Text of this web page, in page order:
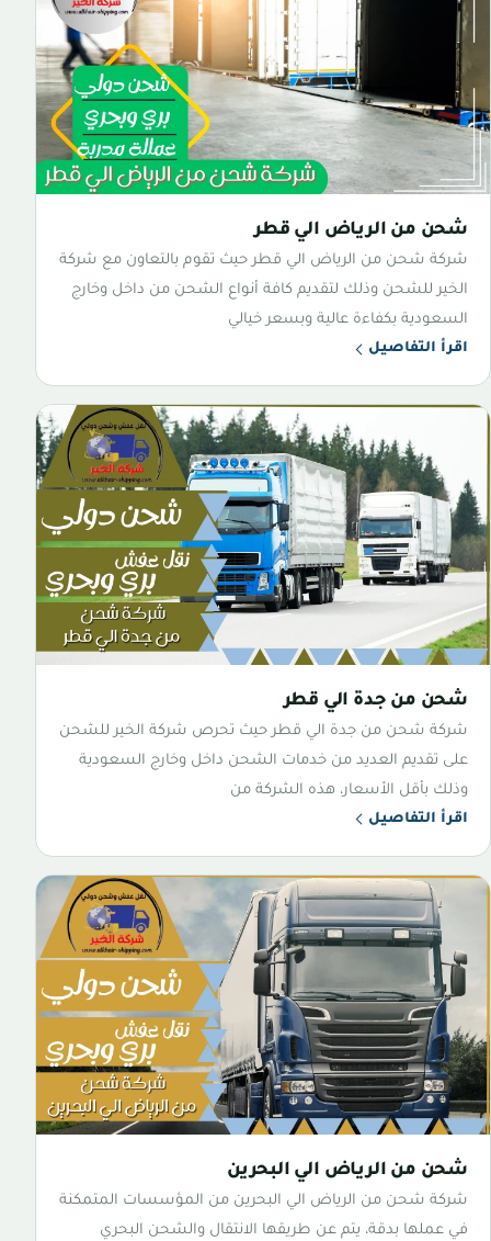
شحن من الرياض الي قطر
شركة شحن من الرياض الي قطر حيث تقوم بالتعاون مع شركة
الخير للشحن وذلك لتقديم كافة أنواع الشحن من داخل وخارج
السعودية بكفاءة عالية وبسعر خيالي
اقرأ التفاصيل
شحن من جدة الي قطر
شركة شحن من جدة الي قطر حيث تحرص شركة الخير للشحن
على تقديم العديد من خدمات الشحن داخل وخارج السعودية
وذلك بأقل الأسعار، هذه الشركة من
اقرأ التفاصيل
شحن من الرياض الي البحرين
شركة شحن من الرياض الي البحرين من المؤسسات المتمكنة
في عملها بدقة، يتم عن طريقها الانتقال والشحن البحري